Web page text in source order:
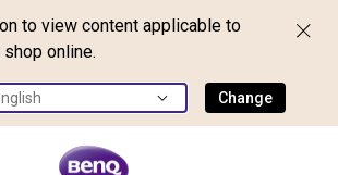
to view content applicable to
online.
Change